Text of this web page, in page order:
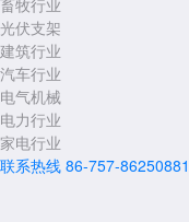
畜牧行业
光伏支架
建筑行业
汽车行业
电气机械
电力行业
家电行业
联系热线 86-757-86250881